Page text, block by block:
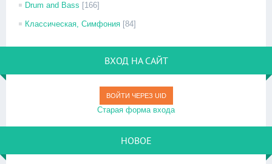
Drum and Bass [166]
Классическая, Симфония [84]
ВХОД НА САЙТ
ВОЙТИ ЧЕРЕЗ UID
Старая форма входа
НОВОЕ